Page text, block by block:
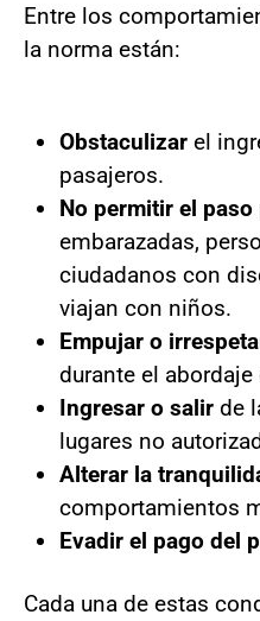
Entre los
la norma están:
Obstaculizar el
pasajeros.
No permitir el
embarazadas,
ciudadanos con
viajan con niños.
Empujar o
durante el
Ingresar o salir de
lugares no
Alterar la
comportamientos
Evadir el pago del
Cada una de estas